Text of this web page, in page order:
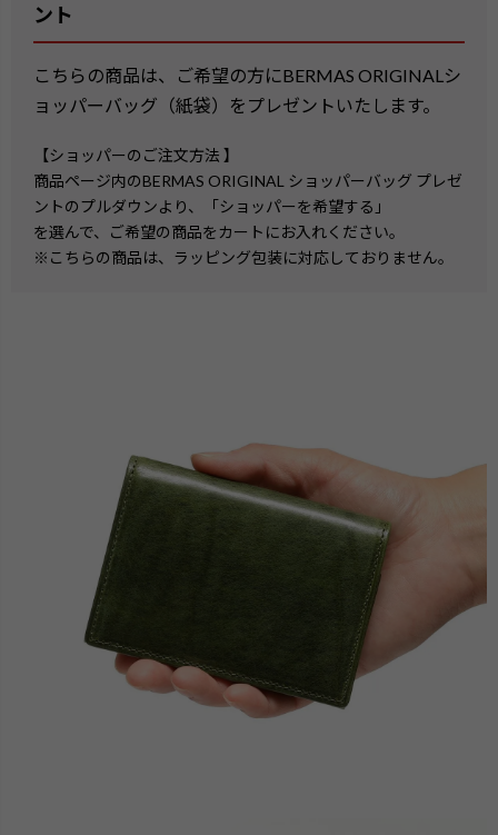
ント
こちらの商品は、ご希望の方にBERMAS ORIGINALシ
ョッパーバッグ（紙袋）をプレゼントいたします。
【ショッパーのご注文方法 】
商品ページ内のBERMAS ORIGINAL ショッパーバッグ プレゼ
ントのプルダウンより、「ショッパーを希望する」
を選んで、ご希望の商品をカートにお入れください。
※こちらの商品は、ラッピング包装に対応しておりません。